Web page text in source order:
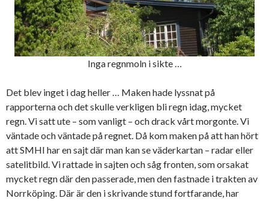
Inga regnmoln i sikte …
Det blev inget i dag heller … Maken hade lyssnat på
rapporterna och det skulle verkligen bli regn idag, mycket
regn. Vi satt ute – som vanligt – och drack vårt morgonte. Vi
väntade och väntade på regnet. Då kom maken på att han hört
att SMHI har en sajt där man kan se väderkartan – radar eller
satelitbild. Vi rattade in sajten och såg fronten, som orsakat
mycket regn där den passerade, men den fastnade i trakten av
Norrköping. Där är den i skrivande stund fortfarande, har